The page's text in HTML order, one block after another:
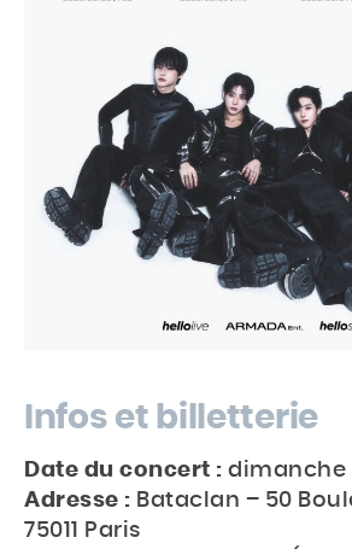
Infos et billetterie
Date du concert : dimanche
Adresse : Bataclan – 50
75011 Paris